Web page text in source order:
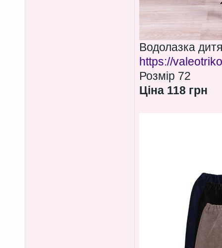
Водолазка
https://
Розмір 72
Ціна 118 грн